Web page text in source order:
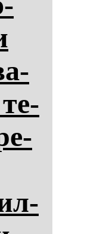
те­